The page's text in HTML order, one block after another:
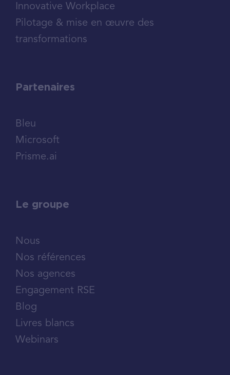
Innovative Workplace
Pilotage & mise en œuvre des
transformations
Partenaires
Bleu
Microsoft
Prisme.ai
Le groupe
Nous
Nos références
Nos agences
Engagement RSE
Blog
Livres blancs
Webinars